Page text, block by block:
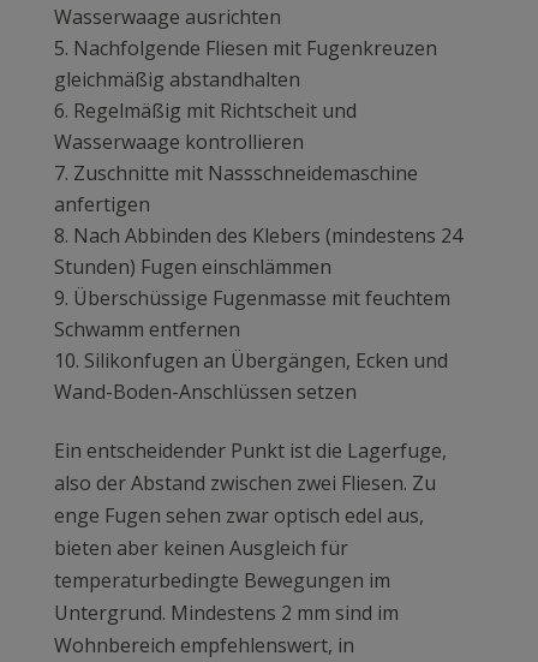
Wasserwaage ausrichten
Nachfolgende Fliesen mit Fugenkreuzen
gleichmäßig abstandhalten
Regelmäßig mit Richtscheit und
Wasserwaage kontrollieren
Zuschnitte mit Nassschneidemaschine
anfertigen
Nach Abbinden des Klebers (mindestens 24
Stunden) Fugen einschlämmen
Überschüssige Fugenmasse mit feuchtem
Schwamm entfernen
Silikonfugen an Übergängen, Ecken und
Wand-Boden-Anschlüssen setzen
Ein entscheidender Punkt ist die Lagerfuge,
also der Abstand zwischen zwei Fliesen. Zu
enge Fugen sehen zwar optisch edel aus,
bieten aber keinen Ausgleich für
temperaturbedingte Bewegungen im
Untergrund. Mindestens 2 mm sind im
Wohnbereich empfehlenswert, in